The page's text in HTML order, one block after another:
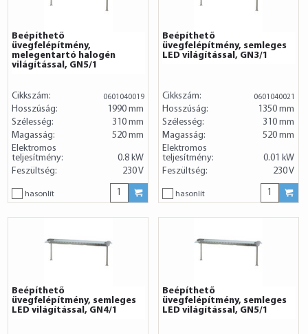
Beépíthető
üvegfelépítmény,
melegentartó halogén
világítással, GN5/1
Cikkszám: 0601040019
Hosszúság:
1990 mm
Szélesség:
310 mm
Magasság:
520 mm
Elektromos
teljesítmény:
0.8 kW
Feszültség:
230 V
hasonlít
Beépíthető
üvegfelépítmény, semleges
LED világítással, GN3/1
Cikkszám: 0601040021
Hosszúság:
1350 mm
Szélesség:
310 mm
Magasság:
520 mm
Elektromos
teljesítmény:
0.01 kW
Feszültség:
230 V
hasonlít
Beépíthető
üvegfelépítmény, semleges
LED világítással, GN4/1
Beépíthető
üvegfelépítmény, semleges
LED világítással, GN5/1